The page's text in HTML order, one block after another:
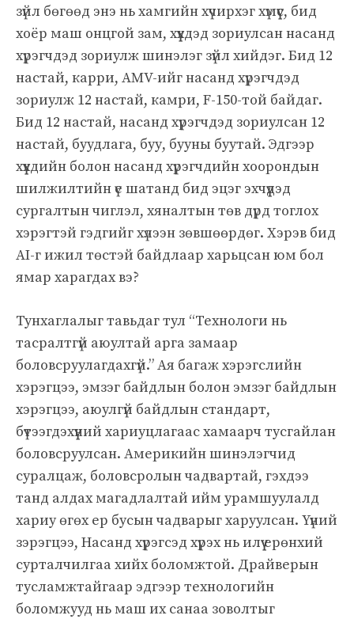
зүйл бөгөөд энэ нь хамгийн хүчирхэг хүмүүс, бид
хоёр маш онцгой зам, хүүхдэд зориулсан насанд
хүрэгчдэд зориулж шинэлэг зүйл хийдэг. Бид 12
настай, карри, AMV-ийг насанд хүрэгчдэд
зориулж 12 настай, камри, F-150-той байдаг.
Бид 12 настай, насанд хүрэгчдэд зориулсан 12
настай, буудлага, буу, бууны буутай. Эдгээр
хүүхдийн болон насанд хүрэгчдийн хоорондын
шилжилтийн үе шатанд бид эцэг эхчүүдэд
сургалтын чиглэл, хяналтын төв дүрд тоглох
хэрэгтэй гэдгийг хүлээн зөвшөөрдөг. Хэрэв бид
AI-г ижил төстэй байдлаар харьцсан юм бол
ямар харагдах вэ?
Тунхаглалыг тавьдаг тул “Технологи нь
тасралтгүй аюултай арга замаар
боловсруулагдахгүй.” Ая багаж хэрэгслийн
хэрэгцээ, эмзэг байдлын болон эмзэг байдлын
хэрэгцээ, аюулгүй байдлын стандарт,
бүтээгдэхүүний хариуцлагаас хамаарч тусгайлан
боловсруулсан. Америкийн шинэлэгчид
суралцаж, боловсролын чадвартай, гэхдээ
танд алдах магадлалтай ийм урамшуулалд
хариу өгөх ер бусын чадварыг харуулсан. Үүний
зэрэгцээ, Насанд хүрэгсэд хүрэх нь илүү ерөнхий
сурталчилгаа хийх боломжтой. Драйверын
тусламжтайгаар эдгээр технологийн
боломжууд нь маш их санаа зоволтыг